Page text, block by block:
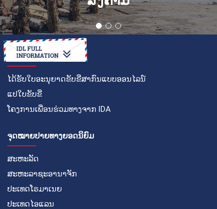
ໂດມິນິກັນ
ວິທີໃນການ
ໄດ້ຮັບໃບອະນຸຍາດຂັບຂີ່ສາກົນແບບອອນໄລນ໌
ແປໃບຂັບຂີ່
ໂຄງການເພື່ອນຮ່ວມທາງຈາກ IDA
ຈຸດໝາຍປາຍທາງຍອດນິຍົມ
ສະຫະລັດ
ສະຫະລາຊະອານາຈັກ
ປະເທດໂຣມາເນຍ
ປະເທດໄອແລນ